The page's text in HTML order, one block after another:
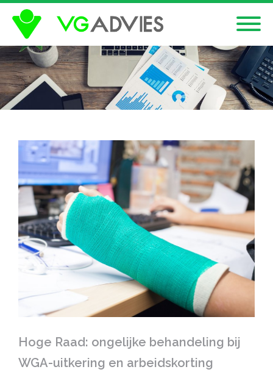
Hoge Raad: ongelijke behandeling bij
WGA-uitkering en arbeidskorting